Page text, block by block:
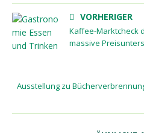
VORHERIGER
Kaffee-Marktcheck
massive
Ausstellung zu